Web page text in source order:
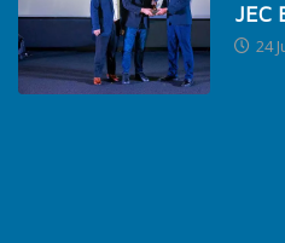
JEC
24